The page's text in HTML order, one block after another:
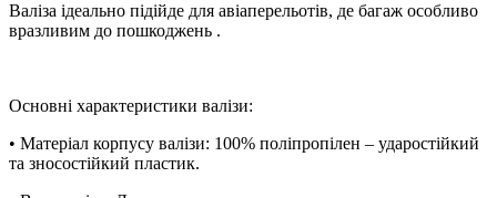
Валіза ідеально підійде для авіаперельотів, де багаж особливо
вразливим до пошкоджень .
Основні характеристики валізи:
• Матеріал корпусу валізи: 100% поліпропілен – ударостійкий
та зносостійкий пластик.